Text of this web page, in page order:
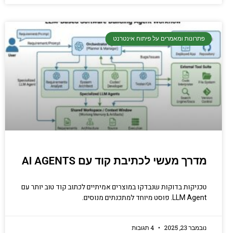
פתרונות ומאמרים על פיתוח אינטרנט
מדרך מעשי לכתיבת קוד עם AI AGENTS
טכניקות בדוקות שנבדקו במוצרים אמיתיים לכתוב קוד טוב יותר עם
LLM Agent. פוסט מיוחד למתכנתים מנוסים.
נובמבר 23, 2025